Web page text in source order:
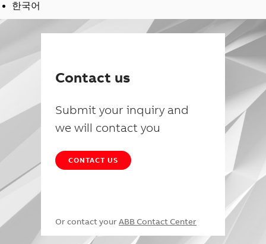
한국어
Contact us
Submit your inquiry and
we will contact you
CONTACT US
Or contact your ABB Contact Center